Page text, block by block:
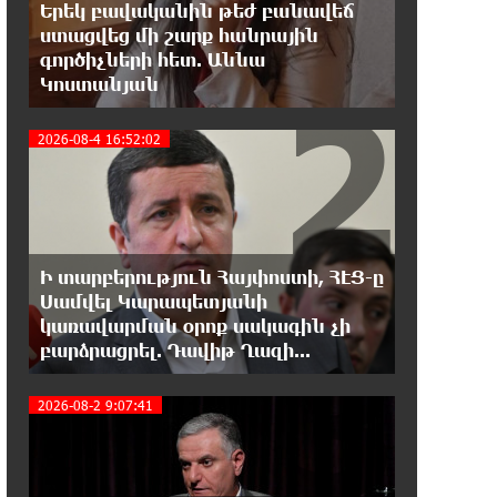
18:51:59 7-08-2026
«ՀայաՔվեի» անդամները ևս
Վաղարշապատի դատարանի
բակում են` հաջակցություն Հայ առաքելական
եկեղեցու և նրա Հովվապետի
18:47:06 7-08-2026
Օգոստոսի 7-ը ասորի ժողովրդի
ցեղասպանության հիշատակի օրն
է․ Ուժեղ Հայաստան
18:41:31 7-08-2026
Հայաստանը ապրում է իր
գոյության ամենախայտառակ
ժամանակաշրջանը․ Գառնիկ Դավթյան
18:37:08 7-08-2026
Երեկ բավականին թեժ բանավեճ
ստացվեց մի շարք հանրային
գործիչների հետ. Աննա
Կոստանյան
2026-08-4 16:52:02
Ի տարբերություն Հայփոստի, ՀԷՑ-ը
Սամվել Կարապետյանի
կառավարման օրոք սակագին չի
բարձրացրել. Դավիթ Ղազի...
2
2026-08-2 9:07:41 3